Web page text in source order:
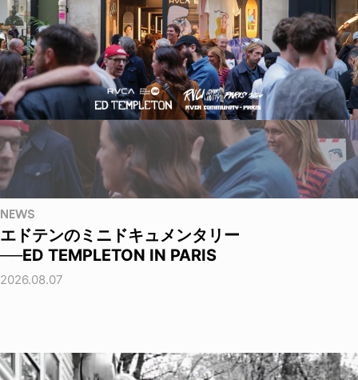
NEWS
エドテンのミニドキュメンタリー
──ED TEMPLETON IN PARIS
2026.08.07